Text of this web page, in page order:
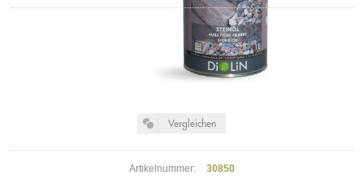
Artikelnummer: 30850